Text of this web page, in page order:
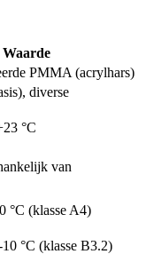
Waarde
PMMA (acrylhars)
diverse
°C
van
°C (klasse A4)
°C (klasse B3.2)